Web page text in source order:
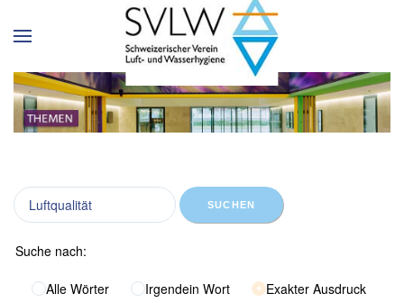
SUCHEN
Suche nach:
Alle Wörter Irgendein Wort Exakter Ausdruck